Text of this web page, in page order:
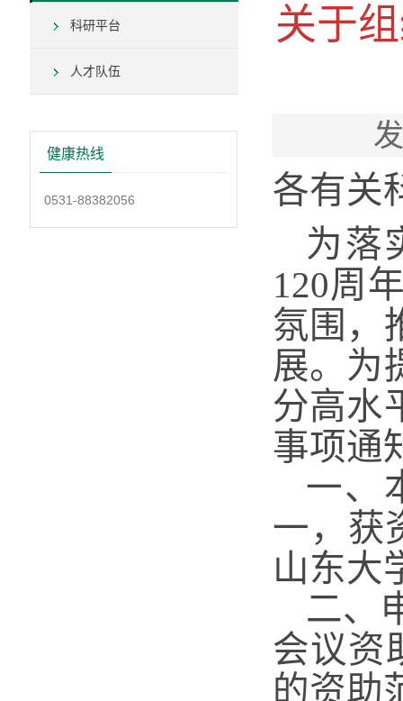
科研平台
人才队伍
健康热线
0531-88382056
关于
各有关
为落
120周
氛围，
展。为
分高水
事项通
一、
一，获
山东大
二、
会议资
的资助